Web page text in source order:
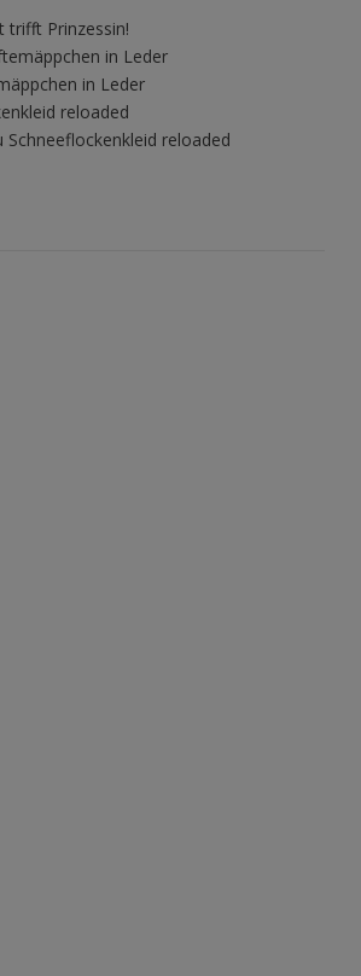
trifft Prinzessin!
in Leder
in Leder
reloaded
Schneeflockenkleid reloaded